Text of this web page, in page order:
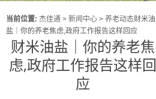
当前位置: 杰佳通 > 新闻中心 > 养老动态财米油
盐｜你的养老焦虑,政府工作报告这样回应
财米油盐｜你的养老焦
虑,政府工作报告这样回
应